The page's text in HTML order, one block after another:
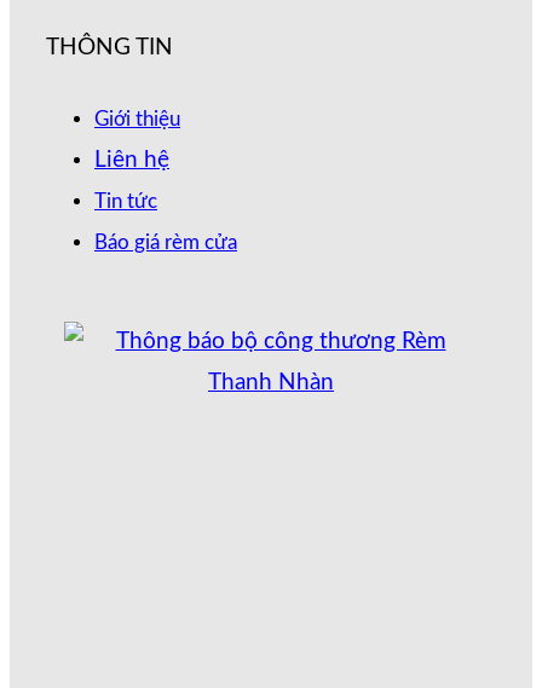
THÔNG TIN
Giới thiệu
Liên hệ
Tin tức
Báo giá rèm cửa